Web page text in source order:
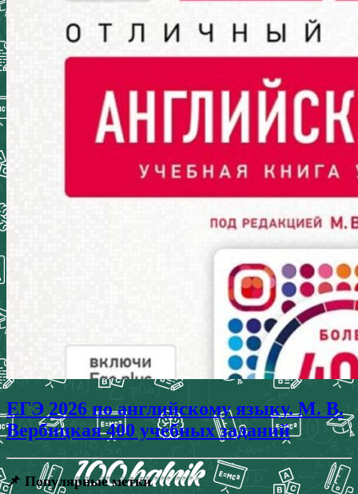
ЕГЭ 2026 по английскому языку. М. В.
Вербицкая 400 учебных заданий
📌 Популярные метки